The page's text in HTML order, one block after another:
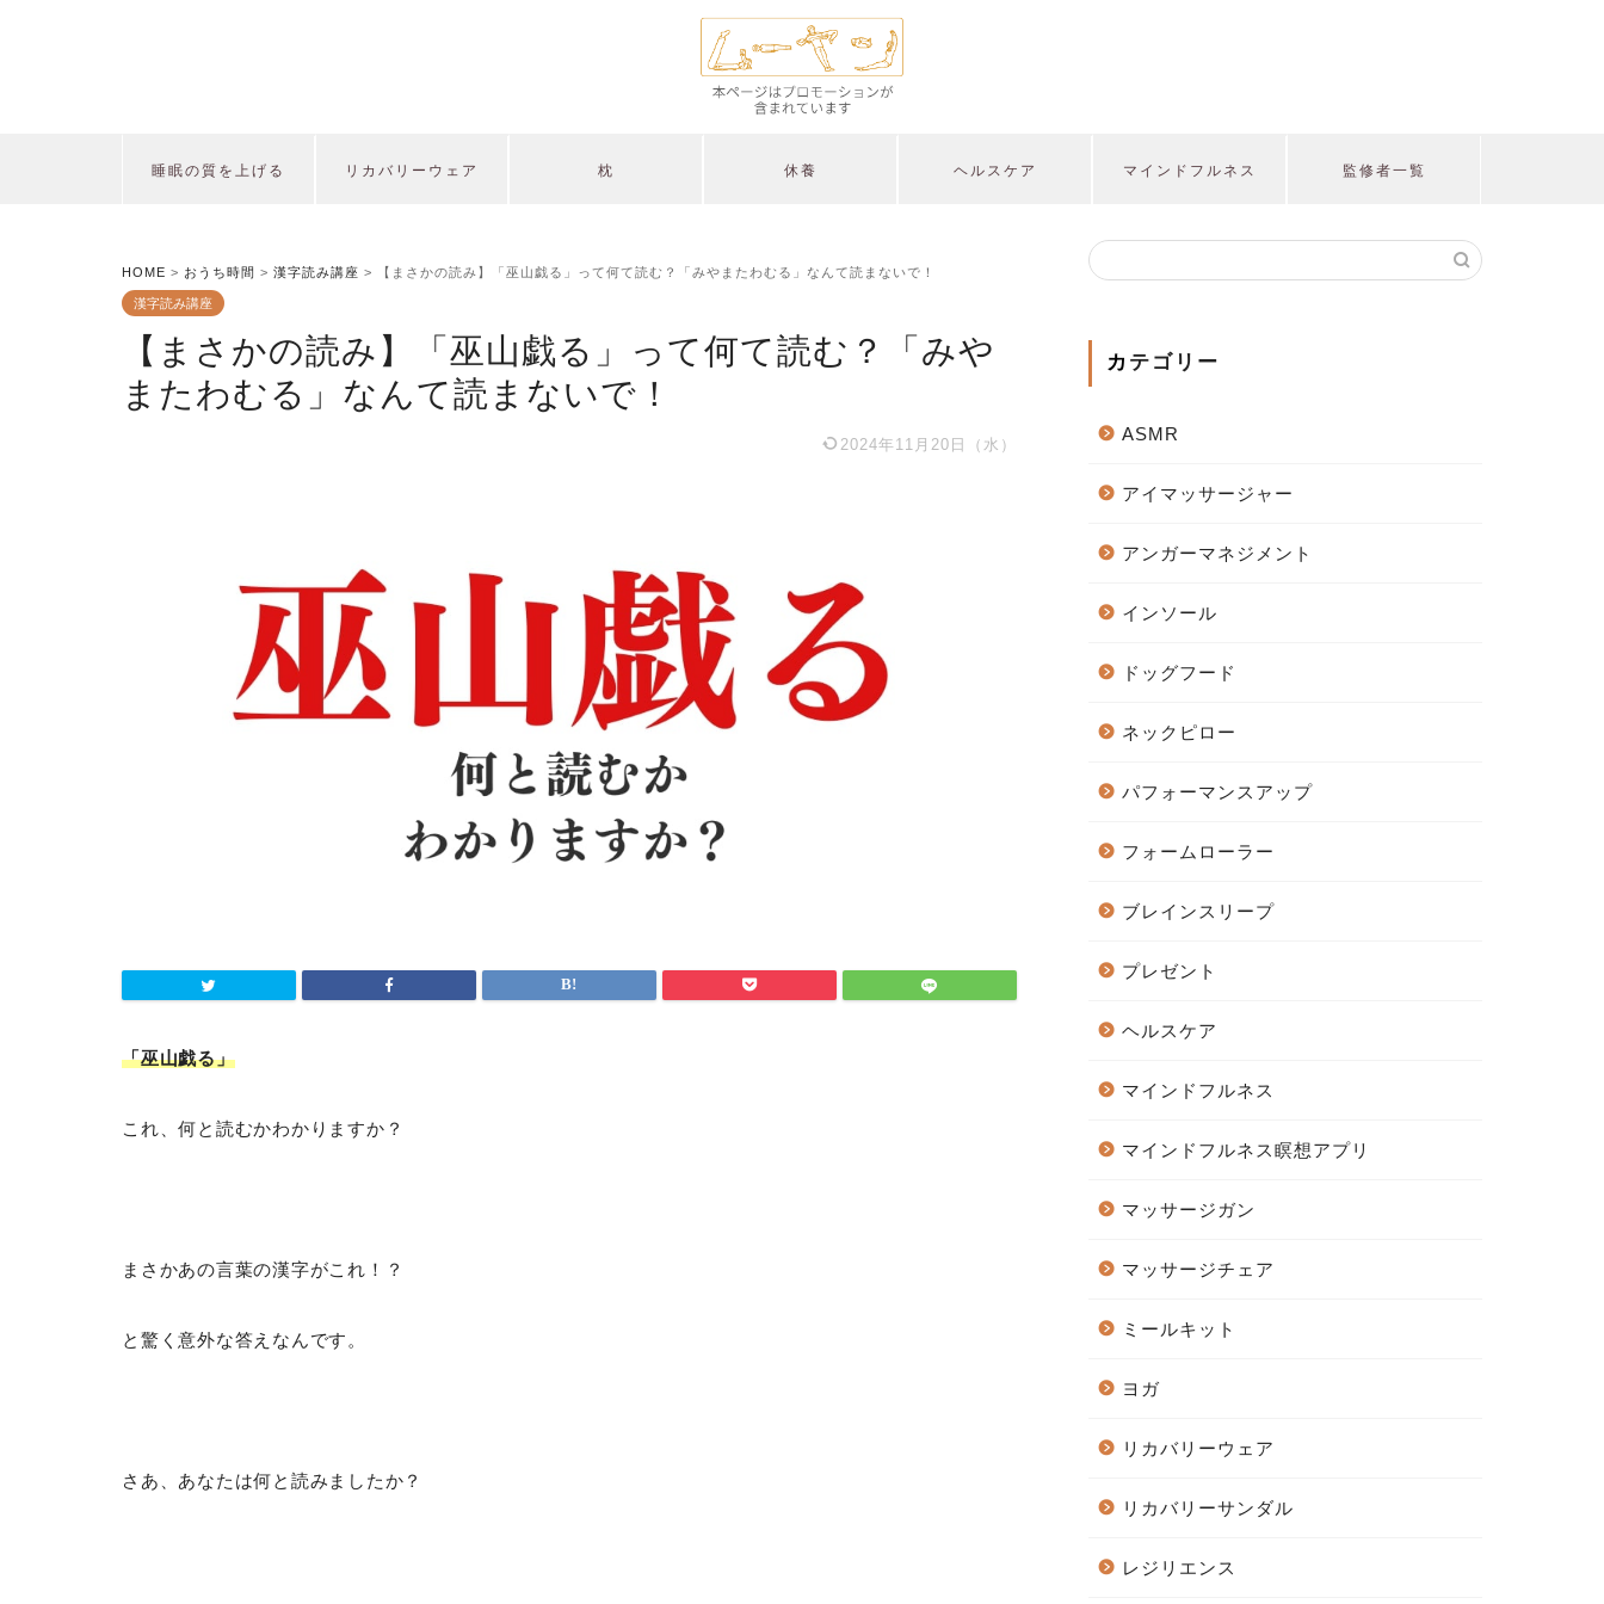
睡眠の質を上げる リカバリーウェア 枕 休養 ヘルスケア マインドフルネス 監修者一覧
HOME > おうち時間 > 漢字読み講座 > 【まさかの読み】「巫山戯る」って何て読む？「みやまたわむる」なんて読まないで！
漢字読み講座
【まさかの読み】「巫山戯る」って何て読む？「みや
またわむる」なんて読まないで！
2024年11月20日（水）
「巫山戯る」
これ、何と読むかわかりますか？
まさかあの言葉の漢字がこれ！？
と驚く意外な答えなんです。
さあ、あなたは何と読みましたか？
カテゴリー
ASMR
アイマッサージャー
アンガーマネジメント
インソール
ドッグフード
ネックピロー
パフォーマンスアップ
フォームローラー
ブレインスリープ
プレゼント
ヘルスケア
マインドフルネス
マインドフルネス瞑想アプリ
マッサージガン
マッサージチェア
ミールキット
ヨガ
リカバリーウェア
リカバリーサンダル
レジリエンス